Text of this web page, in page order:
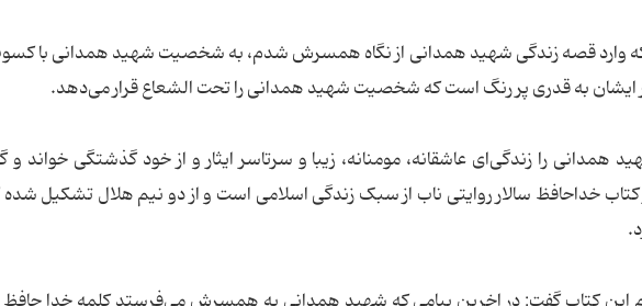
که وارد قصه زندگی شهید همدانی از نگاه همسرش شدم، به شخصیت شهید همدانی با کسوت
به قدری پر رنگ است که شخصیت شهید همدانی را تحت الشعاع قرار می‌دهد.
همدانی را زندگی‌ای عاشقانه، مومنانه، زیبا و سرتاسر ایثار و از خود گذشتگی خواند
خداحافظ سالار روایتی ناب از سبک زندگی اسلامی است و از دو نیم هلال تشکیل